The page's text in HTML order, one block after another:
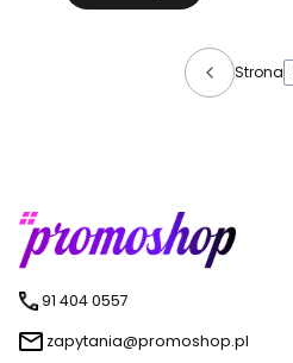
Strona
91 404 0557
zapytania@promoshop.pl